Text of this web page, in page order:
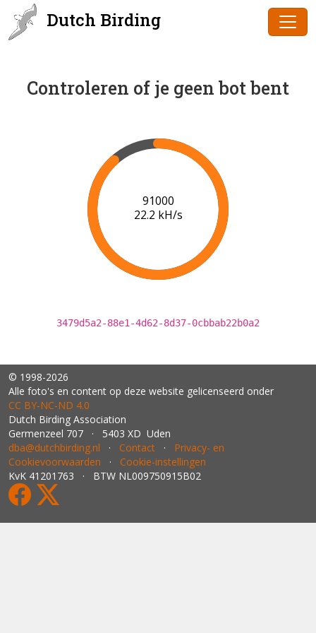
Dutch Birding
Controleren of je geen bot bent
93000
21.5 kH/s
3479d5a2-88e1-4d62-8d37-0cbbab22b0a2
© 1998-2026
Alle foto's en content op deze website gelicenseerd onder
CC BY‑NC‑ND 4.0
Dutch Birding Association
Germenzeel 707 · 5403 XD Uden
dba@dutchbirding.nl · Contact · Privacy- en
Cookievoorwaarden · Cookie-instellingen
KvK 41201763 · BTW NL009750915B02